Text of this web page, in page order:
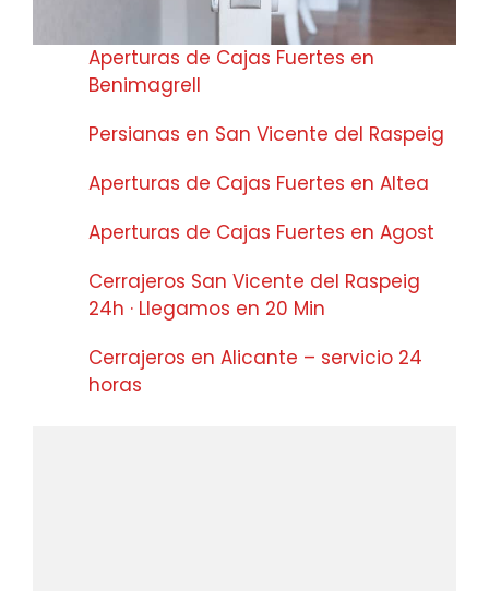
Aperturas de Cajas Fuertes en
Benimagrell
Persianas en San Vicente del Raspeig
Aperturas de Cajas Fuertes en Altea
Aperturas de Cajas Fuertes en Agost
Cerrajeros San Vicente del Raspeig
24h · Llegamos en 20 Min
Cerrajeros en Alicante – servicio 24
horas